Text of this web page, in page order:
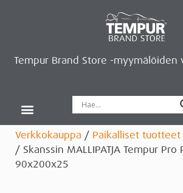
Tempur Brand Store -myymälöiden
Verkkokauppa / Paikalliset tuotteet
/ Skanssin MALLIPATJA Tempur Pro
90x200x25